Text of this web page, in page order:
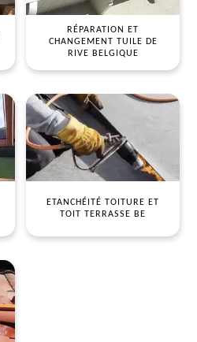
RÉPARATION ET
CHANGEMENT TUILE DE
RIVE BELGIQUE
ETANCHÉITÉ TOITURE ET
TOIT TERRASSE BE